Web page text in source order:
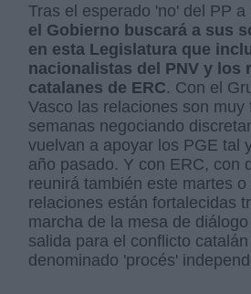
Tras el esperado 'no' del PP
el Gobierno buscará a sus
en esta Legislatura que
nacionalistas del PNV y los
catalanes de ERC. Con el
Vasco las relaciones son muy
semanas negociando
vuelvan a apoyar los PGE tal
año pasado. Y con ERC, con
reunirá también este martes
relaciones están fortalecidas
marcha de la mesa de
salida para el conflicto
denominado 'procés'